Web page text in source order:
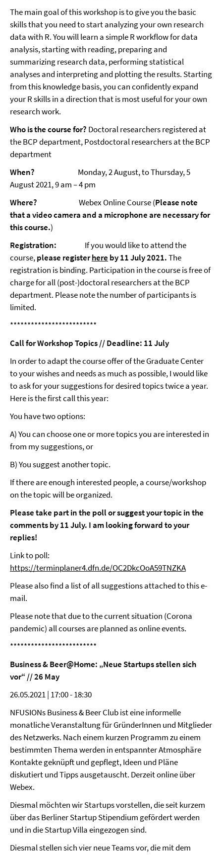
The main goal of this workshop is to give you the basic
skills that you need to start analyzing your own research
data with R. You will learn a simple R workflow for data
analysis, starting with reading, preparing and
summarizing research data, performing statistical
analyses and interpreting and plotting the results. Starting
from this knowledge basis, you can confidently expand
your R skills in a direction that is most useful for your own
research work.
Who is the course for? Doctoral researchers registered at
the BCP department, Postdoctoral researchers at the BCP
department
When? Monday, 2 August, to Thursday, 5
August 2021, 9 am – 4 pm
Where? Webex Online Course (Please note
that a video camera and a microphone are necessary for
this course.)
Registration: If you would like to attend the
course,please registerhere by 11 July 2021.The
registration is binding. Participation in the course is free of
charge for all (post-)doctoral researchers at the BCP
department. Please note the number of participants is
limited.
*************************
Call for Workshop Topics // Deadline: 11 July
In order to adapt the course offer of the Graduate Center
to your wishes and needs as much as possible, I would like
to ask for your suggestions for desired topics twice a year.
Here is the first call this year:
You have two options:
A) You can choose one or more topics you are interested in
from my suggestions, or
B) You suggest another topic.
If there are enough interested people, a course/workshop
on the topic will be organized.
Please take part in the poll or suggest your topic in the
comments by 11 July. I am looking forward to your
replies!
Link to poll:
https://terminplaner4.dfn.de/OC2DkcOoA59TNZKA
Please also find a list of all suggestions attached to this e-
mail.
Please note that due to the current situation (Corona
pandemic) all courses are planned as online events.
*************************
Business & Beer@Home: „Neue Startups stellen sich
vor“ // 26 May
26.05.2021 | 17:00 - 18:30
NFUSIONs Business & Beer Club ist eine informelle
monatliche Veranstaltung für GründerInnen und Mitglieder
des Netzwerks. Nach einem kurzen Programm zu einem
bestimmten Thema werden in entspannter Atmosphäre
Kontakte geknüpft und gepflegt, Ideen und Pläne
diskutiert und Tipps ausgetauscht. Derzeit online über
Webex.
Diesmal möchten wir Startups vorstellen, die seit kurzem
über das Berliner Startup Stipendium gefördert werden
und in die Startup Villa eingezogen sind.
Diesmal stellen sich vier neue Teams vor, die mit dem